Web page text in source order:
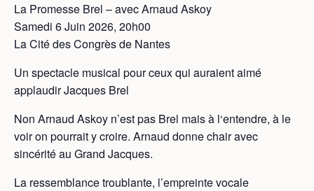
La Promesse Brel – avec Arnaud Askoy
Samedi 6 Juin 2026, 20h00
La Cité des Congrès de Nantes
Un spectacle musical pour ceux qui auraient aimé
applaudir Jacques Brel
Non Arnaud Askoy n’est pas Brel mais à l‘entendre, à le
voir on pourrait y croire. Arnaud donne chair avec
sincérité au Grand Jacques.
La ressemblance troublante, l’empreinte vocale